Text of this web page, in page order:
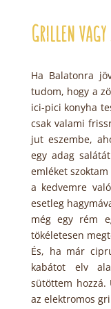
Grillen vagy
Ha Balatonra
tudom, hogy a
ici-pici konyha
csak valami
jut eszembe,
egy adag
emléket
a kedvemre
esetleg
még egy rém
tökéletesen
És, ha már
kabátot elv
sütöttem hozzá.
az elektromos